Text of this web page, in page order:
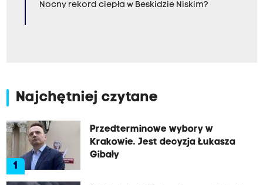
Nocny rekord ciepła w Beskidzie Niskim?
Najchętniej czytane
1
Przedterminowe wybory w
Krakowie. Jest decyzja Łukasza
Gibały